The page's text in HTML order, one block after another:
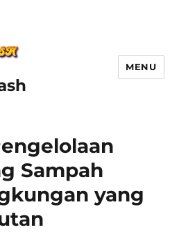
MENU
Sampah
yang